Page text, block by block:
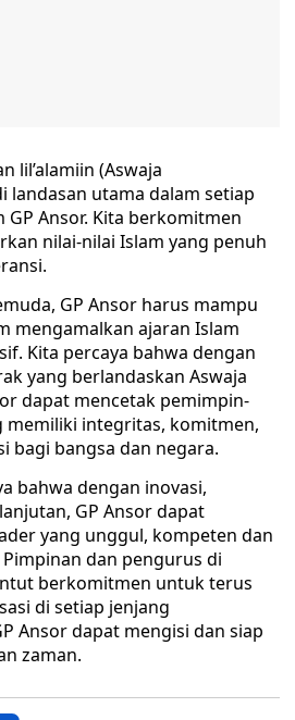
lil’alamiin (Aswaja
landasan utama dalam setiap
Ansor. Kita berkomitmen
nilai-nilai Islam yang penuh
GP Ansor harus mampu
mengamalkan ajaran Islam
Kita percaya bahwa dengan
yang berlandaskan Aswaja
dapat mencetak pemimpin-
memiliki integritas, komitmen,
bagi bangsa dan negara.
bahwa dengan inovasi,
GP Ansor dapat
yang unggul, kompeten dan
dan pengurus di
berkomitmen untuk terus
di setiap jenjang
Ansor dapat mengisi dan siap
zaman.